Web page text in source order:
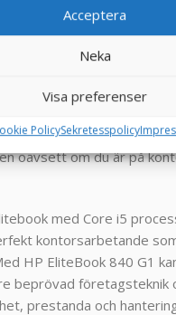
Acceptera
Neka
Visa preferenser
PolicySekretesspolicy
G1 laptop bjuder på en
på prestandan
oavsett om du är på
med Core i5
kontorsarbetande
HP EliteBook 840 G1
beprövad företagsteknik
prestanda och